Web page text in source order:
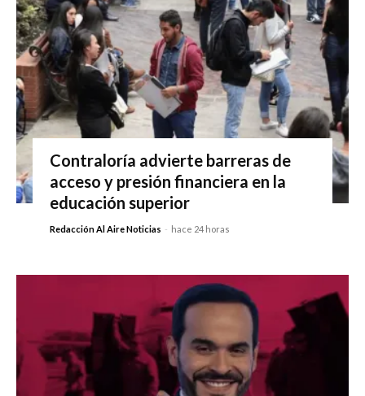
Contraloría advierte barreras de
acceso y presión financiera en la
educación superior
Redacción Al Aire Noticias - hace 24 horas